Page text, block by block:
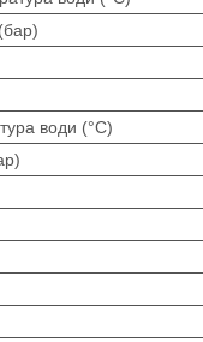
води (°C)